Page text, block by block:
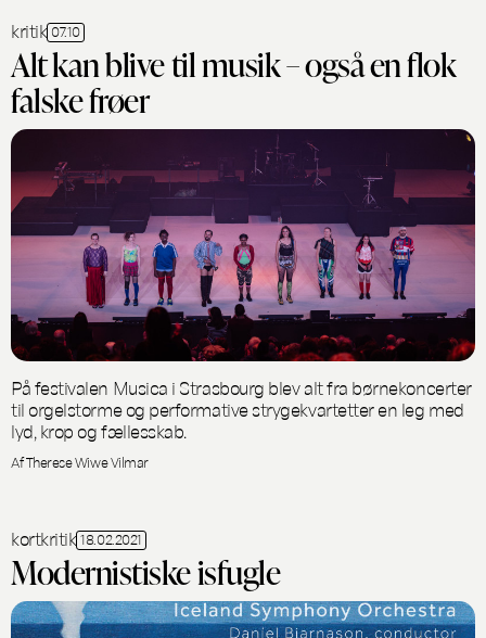
kritik 07.10
Alt kan blive til musik – også en flok
falske frøer
På festivalen Musica i Strasbourg blev alt fra børnekoncerter
til orgelstorme og performative strygekvartetter en leg med
lyd, krop og fællesskab.
Af Therese Wiwe Vilmar
kortkritik 18.02.2021
Modernistiske isfugle